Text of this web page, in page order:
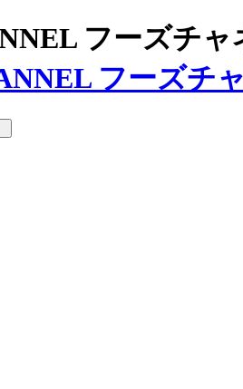
フーズチ